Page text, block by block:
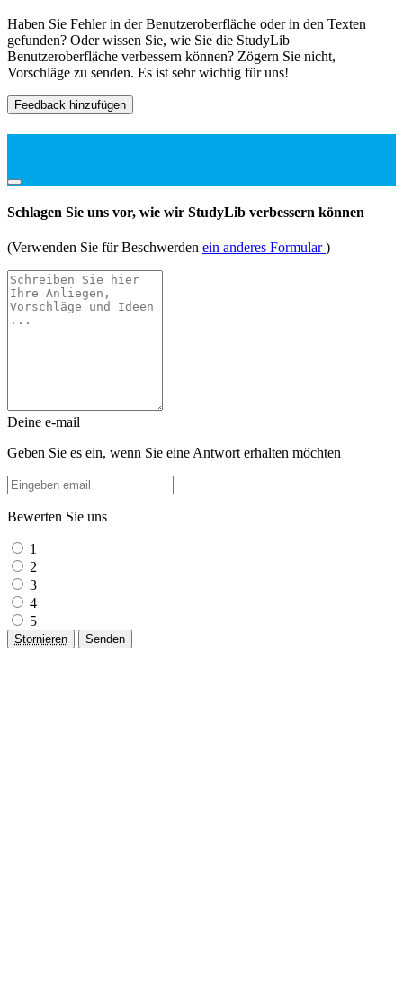
Haben Sie Fehler in der Benutzeroberfläche oder in den Texten
gefunden? Oder wissen Sie, wie Sie die StudyLib
Benutzeroberfläche verbessern können? Zögern Sie nicht,
Vorschläge zu senden. Es ist sehr wichtig für uns!
Feedback hinzufügen
Schlagen Sie uns vor, wie wir StudyLib verbessern können
(Verwenden Sie für Beschwerden ein anderes Formular)
Deine e-mail
Geben Sie es ein, wenn Sie eine Antwort erhalten möchten
Bewerten Sie uns
1
2
3
4
5
Stornieren Senden